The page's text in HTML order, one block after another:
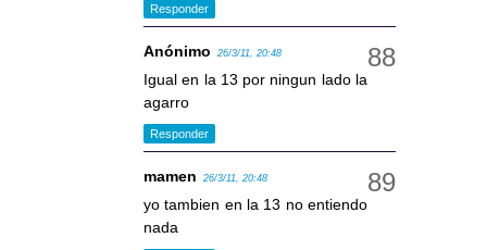
Responder
Anónimo 26/3/11, 20:48
Igual en la 13 por ningun lado la
agarro
Responder
mamen 26/3/11, 20:48
yo tambien en la 13 no entiendo
nada